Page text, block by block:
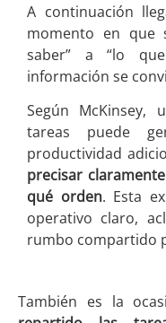
A continuación
momento en que
saber” a “lo
información se
Según McKinsey,
tareas puede
productividad
precisar
qué orden. Esta
operativo claro,
rumbo compartido
También es la